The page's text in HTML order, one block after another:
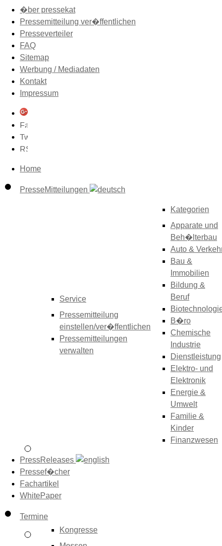
�ber pressekat
Pressemitteilung ver�ffentlichen
Presseverteiler
FAQ
Sitemap
Werbung / Mediadaten
Kontakt
Impressum
Home
PresseMitteilungen
Service
Pressemitteilung
einstellen/ver�ffentlichen
Pressemitteilungen
verwalten
Kategorien
Apparate und
Beh�lterbau
Auto &
Bau &
Immobilien
Bildung &
Beruf
B�ro
Chemische
Industrie
Dienstleistung
Elektro- und
Elektronik
Energie &
Umwelt
Familie &
Kinder
Finanzwesen
PressReleases
Pressef�cher
Fachartikel
WhitePaper
Termine
Kongresse